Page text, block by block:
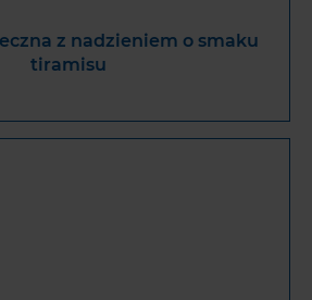
z nadzieniem o smaku
tiramisu